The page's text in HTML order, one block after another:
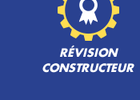
RÉVISION
CONSTRUCTEUR